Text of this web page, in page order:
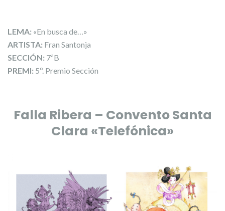
LEMA: «En busca de…»
ARTISTA: Fran Santonja
SECCIÓN: 7ªB
PREMI: 5º. Premio Sección
Falla Ribera – Convento Santa
Clara «Telefónica»